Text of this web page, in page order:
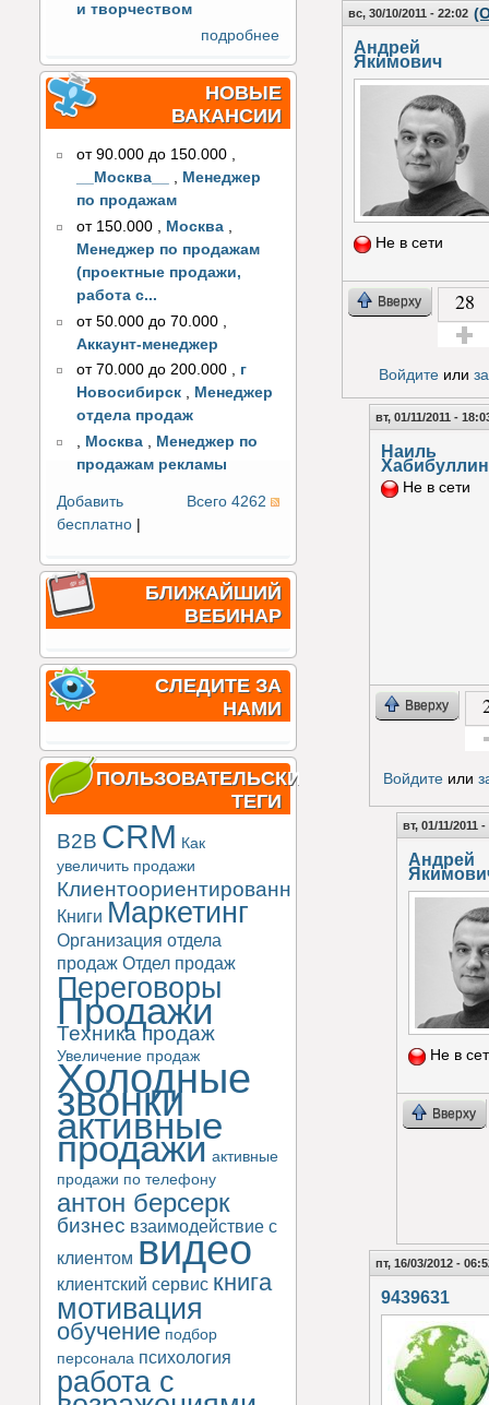
и творчеством
подробнее
НОВЫЕ
ВАКАНСИИ
от 90.000 до 150.000 ,
__Москва__
, Менеджер
по продажам
от 150.000
Москва
Менеджер по продажам
(проектные продажи,
работа с...
от 50.000 до 70.000
Аккаунт-менеджер
от 70.000 до 200.000 , г
Новосибирск , Менеджер
отдела продаж
, Москва , Менеджер по
продажам рекламы
Всего 4262
Добавить
бесплатно
БЛИЖАЙШИЙ
ВЕБИНАР
СЛЕДИТЕ ЗА
НАМИ
ПОЛЬЗОВАТЕЛЬСКИЕ
ТЕГИ
B2B CRM Как
увеличить продажи
Клиентоориентированность
Книги Маркетинг
Организация отдела
продаж Отдел продаж
Переговоры
Продажи
Техника продаж
Увеличение продаж
Холодные
звонки
активные
продажи активные
продажи по телефону
антон берсерк
бизнес взаимодействие с
клиентом видео
клиентский сервис книга
мотивация
обучение подбор
персонала психология
работа с
вс, 30/10/2011 - 22:02
Андрей
Якимович
Не в сети
Вверху 28
Войдитеили
вт, 01/11/2011 -
Наиль
Хабибуллин
Не в сети
Вверху
Войдитеили
вт, 01/11/2011
Андрей
Не в
Вверху
пт, 16/03/2012 -
9439631